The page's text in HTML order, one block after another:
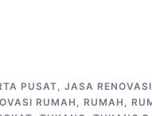
PUSAT, JASA RENOVASI
RUMAH, RUMAH ,